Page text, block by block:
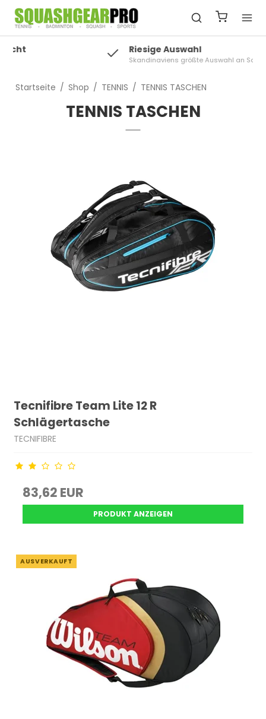
Riesige Auswahl
Skandinaviens größte Auswahl an Squash
Startseite / Shop / TENNIS / TENNIS TASCHEN
TENNIS TASCHEN
Tecnifibre Team Lite 12 R
Schlägertasche
TECNIFIBRE
83,62 EUR
PRODUKT ANZEIGEN
AUSVERKAUFT